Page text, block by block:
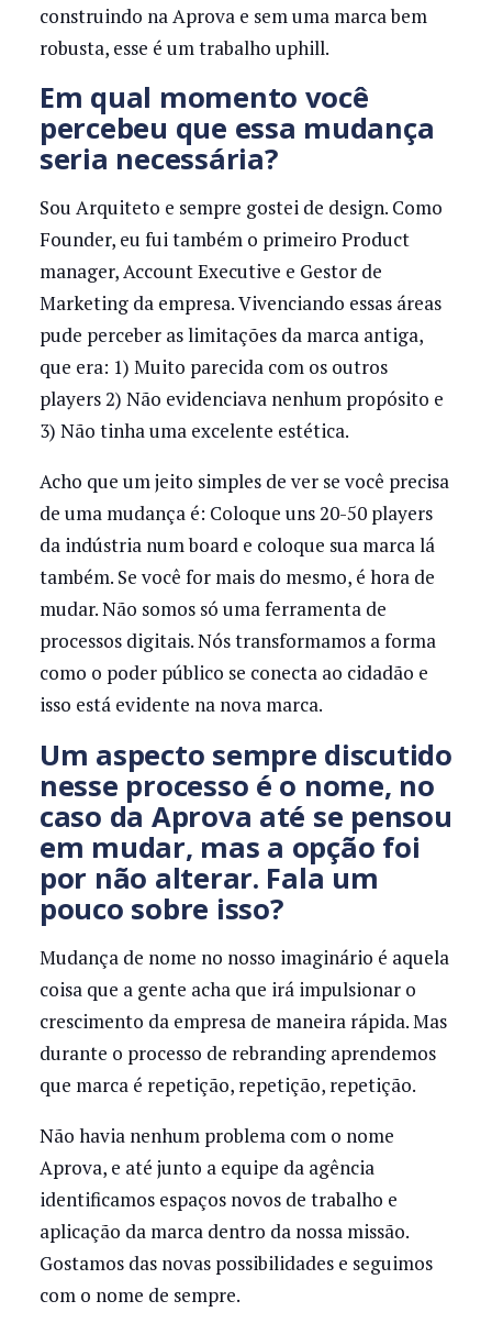
construindo na Aprova e sem uma marca bem
robusta, esse é um trabalho uphill.
Em qual momento você
percebeu que essa mudança
seria necessária?
Sou Arquiteto e sempre gostei de design. Como
Founder, eu fui também o primeiro Product
manager, Account Executive e Gestor de
Marketing da empresa. Vivenciando essas áreas
pude perceber as limitações da marca antiga,
que era: 1) Muito parecida com os outros
players 2) Não evidenciava nenhum propósito e
3) Não tinha uma excelente estética.
Acho que um jeito simples de ver se você precisa
de uma mudança é: Coloque uns 20-50 players
da indústria num board e coloque sua marca lá
também. Se você for mais do mesmo, é hora de
mudar. Não somos só uma ferramenta de
processos digitais. Nós transformamos a forma
como o poder público se conecta ao cidadão e
isso está evidente na nova marca.
Um aspecto sempre discutido
nesse processo é o nome, no
caso da Aprova até se pensou
em mudar, mas a opção foi
por não alterar. Fala um
pouco sobre isso?
Mudança de nome no nosso imaginário é aquela
coisa que a gente acha que irá impulsionar o
crescimento da empresa de maneira rápida. Mas
durante o processo de rebranding aprendemos
que marca é repetição, repetição, repetição.
Não havia nenhum problema com o nome
Aprova, e até junto a equipe da agência
identificamos espaços novos de trabalho e
aplicação da marca dentro da nossa missão.
Gostamos das novas possibilidades e seguimos
com o nome de sempre.